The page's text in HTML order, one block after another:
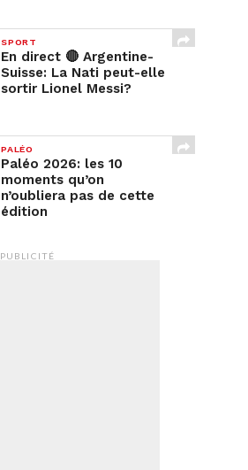
SPORT
En direct 🔴 Argentine-
Suisse: La Nati peut-elle
sortir Lionel Messi?
PALÉO
Paléo 2026: les 10
moments qu’on
n’oubliera pas de cette
édition
PUBLICITÉ